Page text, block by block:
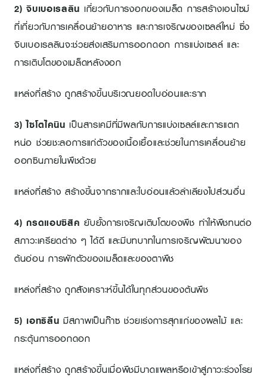
2) จิบเบอเรลลิน เกี่ยวกับการงอกของเมล็ด การสร้างเอนไซม์
ที่เกี่ยวกับการเคลื่อนย้ายอาหาร และการเจริญของเซลล์ใหม่ ซึ่ง
จิบเบอเรลลินจะช่วยส่งเสริมการออกดอก การแบ่งเซลล์ และ
การเติบโตของเมล็ดหลังงอก
แหล่งที่สร้าง ถูกสร้างขึ้นบริเวณยอดใบอ่อนและราก
3) ไซโตไคนิน เป็นสารเคมีที่มีผลกับการแบ่งเซลล์และการแตก
หน่อ ช่วยชะลอการแก่ตัวของเนื้อเยื้อและช่วยในการเคลื่อนย้าย
ออกซินภายในพืชด้วย
แหล่งที่สร้าง สร้างขึ้นจากรากและใบอ่อนแล้วลำเลียงไปส่วนอื่น
4) กรดแอบซิสิค ยับยั้งการเจริญเติบโตของพืช ทำให้พืชทนต่อ
สภาวะเครียดต่าง ๆ ได้ดี และมีบทบาทในการเจริญพัฒนาของ
ต้นอ่อน การพักตัวของเมล็ดและของตาพืช
แหล่งที่สร้าง ถูกสังเคราะห์ขึ้นได้ในทุกส่วนของต้นพืช
5) เอทธิลีน มีสภาพเป็นก๊าซ ช่วยเร่งการสุกแก่ของผลไม้ และ
กระตุ้นการออกดอก
แหล่งที่สร้าง ถูกสร้างขึ้นเมื่อพืชมีบาดแผลหรือเข้าสู่ภาวะร่วงโรย